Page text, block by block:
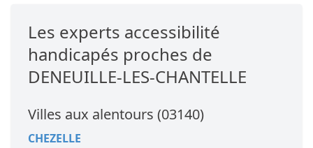
Les experts accessibilité
handicapés proches de
DENEUILLE-LES-CHANTELLE
Villes aux alentours (03140)
CHEZELLE